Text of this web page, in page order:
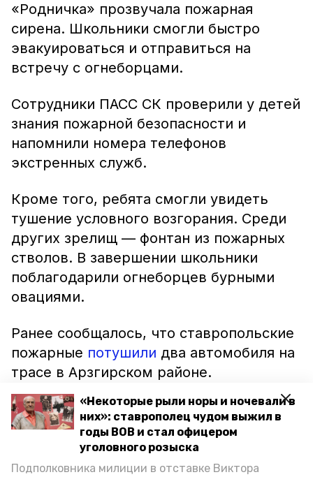
«Некоторые рыли норы и ночевали в
них»: ставрополец чудом выжил в
годы ВОВ и стал офицером
уголовного розыска
Подполковника милиции в отставке Виктора
«Родничка» прозвучала пожарная
сирена. Школьники смогли быстро
эвакуироваться и отправиться на
встречу с огнеборцами.
Сотрудники ПАСС СК проверили у детей
знания пожарной безопасности и
напомнили номера телефонов
экстренных служб.
Кроме того, ребята смогли увидеть
тушение условного возгорания. Среди
других зрелищ — фонтан из пожарных
стволов. В завершении школьники
поблагодарили огнеборцев бурными
овациями.
Ранее сообщалось, что ставропольские
пожарные потушили два автомобиля на
трасе в Арзгирском районе.